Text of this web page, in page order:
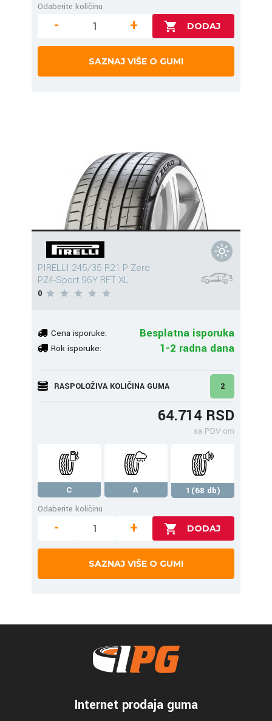
Odaberite količinu
- +
SAZNAJ VIŠE O GUMI
PIRELLI 245/35 R21 P Zero
PZ4-Sport 96Y RFT XL
0
Cena isporuke: Besplatna isporuka
Rok isporuke: 1-2 radna dana
RASPOLOŽIVA KOLIČINA GUMA 2
64.714 RSD
sa PDV-om
C A
1(68 db)
Odaberite količinu
- +
SAZNAJ VIŠE O GUMI
Internet prodaja guma